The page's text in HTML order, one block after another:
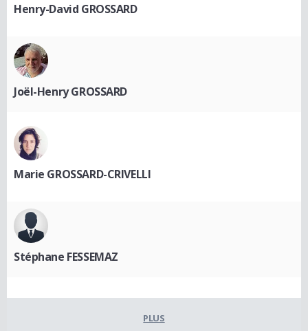
Henry-David GROSSARD
Joël-Henry GROSSARD
Marie GROSSARD-CRIVELLI
Stéphane FESSEMAZ
PLUS